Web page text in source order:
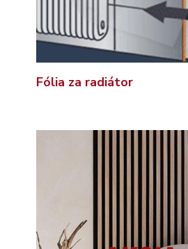
Fólia za radiátor